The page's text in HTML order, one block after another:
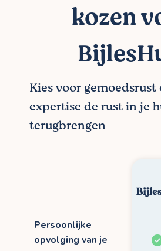
kozen
Kies voor gemoedsrust
expertise de rust in je
terugbrengen
Persoonlijke
opvolging van je